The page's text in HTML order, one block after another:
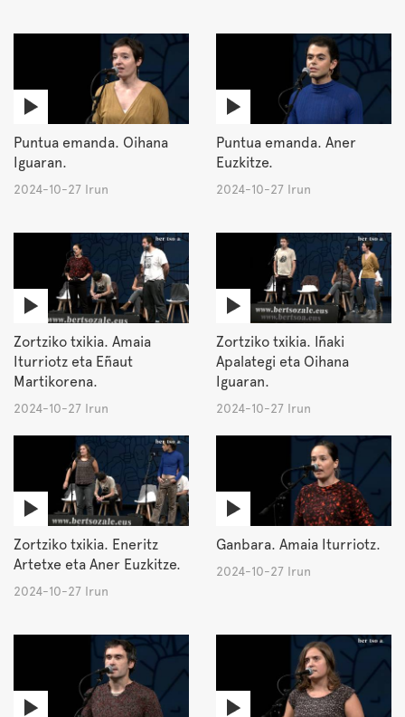
Puntua emanda. Oihana
Iguaran.
2024-10-27 Irun
Puntua emanda. Aner
Euzkitze.
2024-10-27 Irun
Zortziko txikia. Amaia
Iturriotz eta Eñaut
Martikorena.
2024-10-27 Irun
Zortziko txikia. Iñaki
Apalategi eta Oihana
Iguaran.
2024-10-27 Irun
Zortziko txikia. Eneritz
Artetxe eta Aner Euzkitze.
2024-10-27 Irun
Ganbara. Amaia Iturriotz.
2024-10-27 Irun